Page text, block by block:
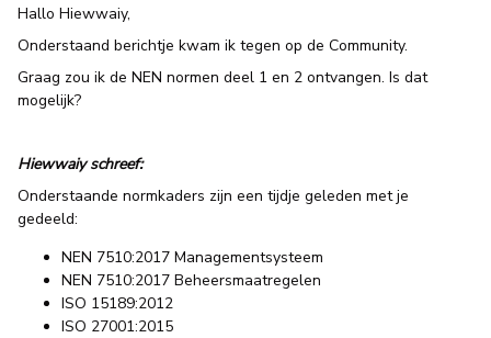
Hallo Hiewwaiy,
Onderstaand berichtje kwam ik tegen op de Community.
Graag zou ik de NEN normen deel 1 en 2 ontvangen. Is dat
mogelijk?
Hiewwaiy schreef:
Onderstaande normkaders zijn een tijdje geleden met je
gedeeld:
NEN 7510:2017 Managementsysteem
NEN 7510:2017 Beheersmaatregelen
ISO 15189:2012
ISO 27001:2015